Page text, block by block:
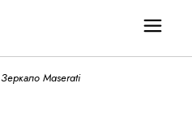
Зеркало Maserati